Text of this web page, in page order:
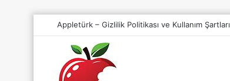
Appletürk – Gizlilik Politikası ve Kullanım Şartları